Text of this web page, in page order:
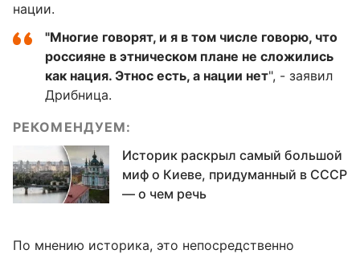
нации.
"Многие говорят, и я в том числе говорю, что
россияне в этническом плане не сложились
как нация. Этнос есть, а нации нет", - заявил
Дрибница.
РЕКОМЕНДУЕМ:
Историк раскрыл самый большой
миф о Киеве, придуманный в СССР
— о чем речь
По мнению историка, это непосредственно